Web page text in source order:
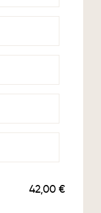
42,00 €